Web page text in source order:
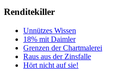
Renditekiller
Unnützes Wissen
18% mit Daimler
Grenzen der Chartmalerei
Raus aus der Zinsfalle
Hört nicht auf sie!